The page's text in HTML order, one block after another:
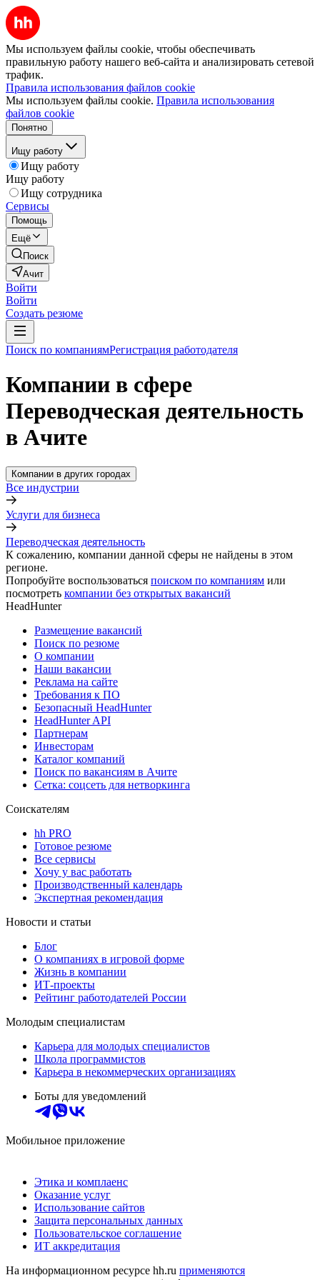
Мы используем файлы cookie, чтобы обеспечивать
правильную работу нашего веб-сайта и анализировать сетевой
трафик.
Правила использования файлов cookie
Мы используем файлы cookie. Правила использования
файлов cookie
Понятно
Ищу работу
Ищу работу
Ищу работу
Ищу сотрудника
Сервисы
Помощь
Ещё
Поиск
Ачит
Войти
Войти
Создать резюме
Поиск по компаниямРегистрация работодателя
Компании в сфере
Переводческая деятельность
в Ачите
Компании в других городах
Все индустрии
Услуги для бизнеса
Переводческая деятельность
К сожалению, компании данной сферы не найдены в этом
регионе.
Попробуйте воспользоваться поиском по компаниям или
посмотреть компании без открытых вакансий
HeadHunter
Размещение вакансий
Поиск по резюме
О компании
Наши вакансии
Реклама на сайте
Требования к ПО
Безопасный HeadHunter
HeadHunter API
Партнерам
Инвесторам
Каталог компаний
Поиск по вакансиям в Ачите
Сетка: соцсеть для нетворкинга
Соискателям
hh PRO
Готовое резюме
Все сервисы
Хочу у вас работать
Производственный календарь
Экспертная рекомендация
Новости и статьи
Блог
О компаниях в игровой форме
Жизнь в компании
ИТ-проекты
Рейтинг работодателей России
Молодым специалистам
Карьера для молодых специалистов
Школа программистов
Карьера в некоммерческих организациях
Боты для уведомлений
Мобильное приложение
Этика и комплаенс
Оказание услуг
Использование сайтов
Защита персональных данных
Пользовательское соглашение
ИТ аккредитация
На информационном ресурсе hh.ru применяются